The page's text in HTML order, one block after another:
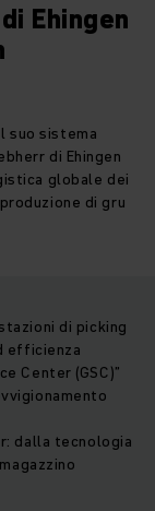
Ehingen
suo sistema
di Ehingen
globale dei
di gru
di picking
efficienza
Center (GSC)”
dalla tecnologia